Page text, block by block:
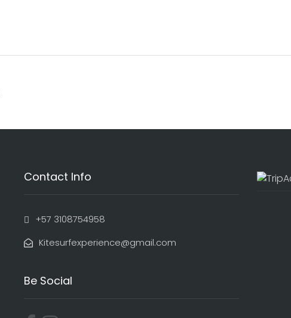
Contact Info
+57 3108754958
Kitesurfexperience@gmail.com
Be Social